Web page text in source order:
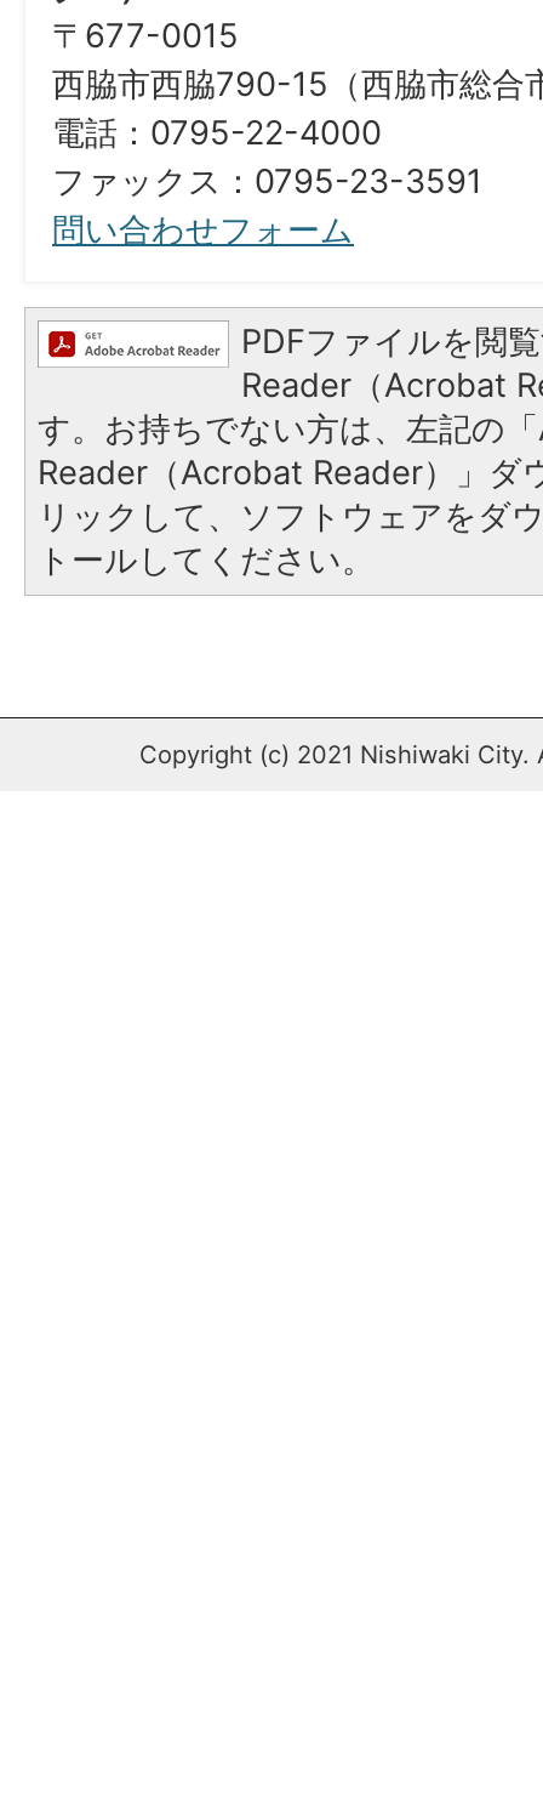
〒677-0015
西脇市西脇790-15（西脇市総合
電話：0795-22-4000
ファックス：0795-23-3591
問い合わせフォーム
PDFファイルを閲
Reader（Acrobat
す。お持ちでない方は、左記の
Reader（Acrobat Reader）」ダ
リックして、ソフトウェアをダ
トールしてください。
Copyright (c) 2021 Nishiwaki City.